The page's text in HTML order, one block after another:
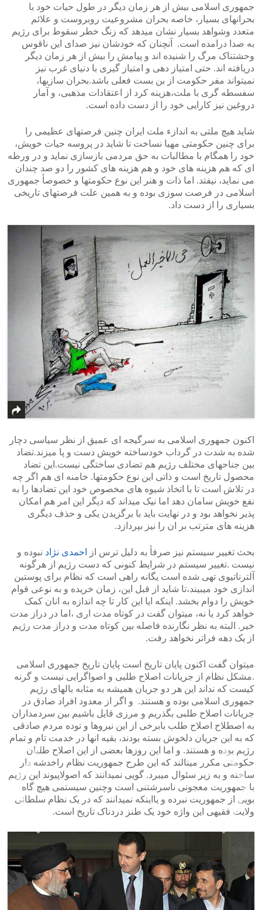
جمهوری اسلامی بیش از هر زمان دیگر در طول حیات خود با
بحرانهای بسیار، خاصه بحران مشروعیت روبروست و علائم
متعدد وشواهد بسیار نشان میدهد که زنگ خطر سقوط برای رژیم
به صدا درامده است. آنچنان که خودشان نیز صدای این ناقوس
وحشتناک مرگ را شنیده اند و پیامش را بیش از هر زمان دیگر
دریافته اند. حتی امتیاز دهی و امتیاز گیری با دنیای غرب نیز
نمیتواند مفر حکومت از بن بست فعلی باشد.بحران سازیها،
سفسطه گری با ملت،هزینه کرد از اعتقادات مذهبی، و آمار
دروغین نیز کارایی خود را از دست داده است.
شاید هیچ ملتی به اندازء ملت ایران چنین فرصتهای عظیمی را
برای چنین حکومتی مهیا نساخت تا شاید در پروسه حیات خویش،
خود را همگام با مطالبات به حق مردمی بازسازی نماید و در ورطه
ای که هم هزینه های خود و هم هزینه های کشور را دو صد چندان
می نماید، نیفتد. اما ذات و هنر این نوع حکومتها و خصوصأ جمهوری
اسلامی در فرصت سوزی بوده و به همین علت فرصتهای تاریخی
بسیاری را از دست داد.
اکنون جمهوری اسلامی به سرگیجه ای عمیق از نظر سیاسی دچار
شده به شدت در گرداب خودساخته خویش دست و پا میزند.تضاد
بین جناحهای مختلف رژیم هم تضادی ساختگی نیست.این تضاد
محصول تاریخ است و ذاتی این نوع حکومتها. خامنه ای هم اگر چه
در تلاش است تا با اتخاذ شیوه های مخصوص خود این تضادها را به
نفع خویش سامان دهد اما نیک میداند که دیگر این امر هم امکان
پذیر نخواهد بود و در نهایت باید با برگزیدن یکی و حذف دیگری
هزینه های مترتب بر ان را نیز بپردازد.
بحث تغییر سیستم نیز صرفأ به دلیل ترس از احمدی نژاد نبوده و
نیست .تغییر سیستم در شرایط کنونی که دست رژیم از هرگونه
آلترناتیوی تهی شده است یگانه راهی است که نظام برای پوستین
اندازی خود میبیند،تا شاید از قبل این، زمان خریده و به نوعی قوام
خویش را دوام بخشد. اینکه ایا این کار تا چه اندازه به انان کمک
خواهد کرد یا نه، میتوان گفت در کوتاه مدت اری ،اما در دراز مدت
خیر. البته به نظر نگارنده فاصله بین کوتاه مدت و دراز مدت رژیم
از یک دهه فراتر نخواهد رفت.
میتوان گفت اکنون پایان تاریخ است پایان تاریخ جمهوری اسلامی
.مشکل نظام از جریانات اصلاح طلبی و اصواگرایی نیست و گرنه
کیست که نداند این هر دو جریان همیشه به مثابه بالهای رژیم
جمهوری اسلامی بوده و هستند. و اگر از معدود افراد صادق در
جریانات اصلاح طلبی بگذریم و مرزی قایل باشیم بین سردمداران
به اصطلاح اصلاح طلب بابرخی از این نیروها و توده مردم صادقی
که به این جریان دلخوش بسته بودند، بقیه انها در خدمت تام و تمام
رژیم بوده و هستند. و اما این روزها بعضی از این اصلاح طلبان
حکومتی مکرر مینالند که این طرح جمهوریت نظام راخدشه دار
ساخته و به زیر سئوال میبرد. گویی نمیدانند که اصولاپیوند این رژیم
با جمهوریت معجونی ناسرشتنی است وچنین سیستمی هیچ گاه
بویی از جمهوریت نبرده و یااینکه نمیدانند که در یک نظام سلطانی
ولایت فقیهی این واژه خود یک طنز دردناک تاریخ است.